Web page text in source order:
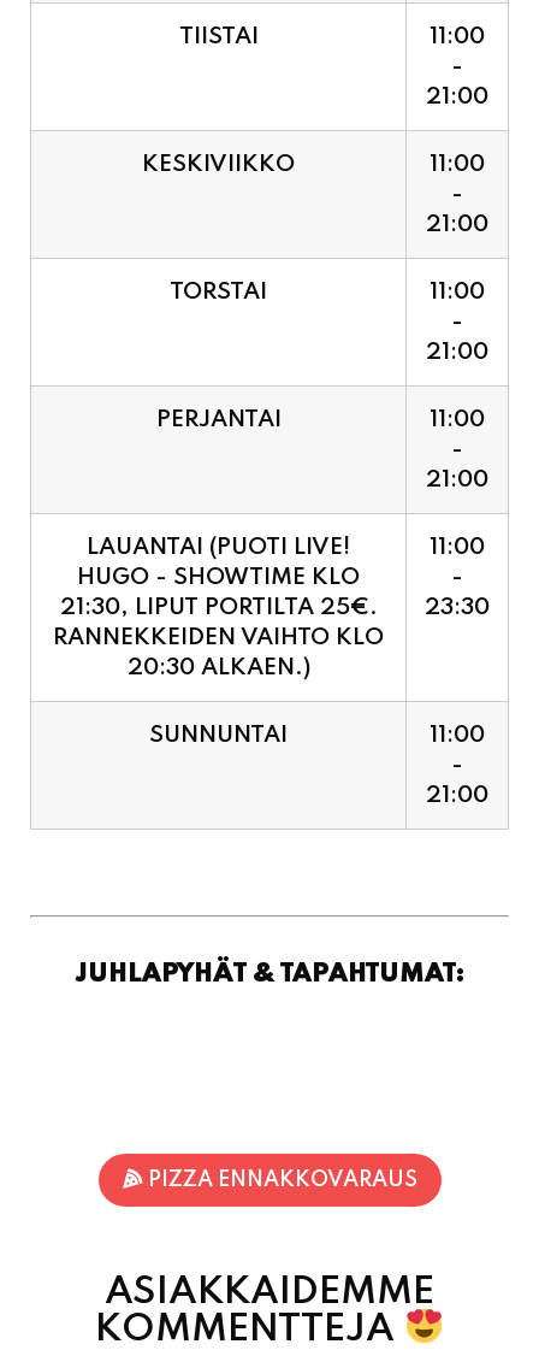
TIISTAI
11:00
-
21:00
KESKIVIIKKO
11:00
-
21:00
TORSTAI
11:00
-
21:00
PERJANTAI
11:00
-
21:00
LAUANTAI (PUOTI LIVE!
HUGO - SHOWTIME KLO
21:30, LIPUT PORTILTA 25€.
RANNEKKEIDEN VAIHTO KLO
20:30 ALKAEN.)
11:00
-
23:30
SUNNUNTAI
11:00
-
21:00
JUHLAPYHÄT & TAPAHTUMAT:
PIZZA ENNAKKOVARAUS
ASIAKKAIDEMME
KOMMENTTEJA